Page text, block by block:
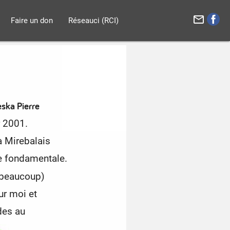
Faire un don Réseauci (RCI) mail_outline
Pierre
2001.
Mirebalais
fondamentale.
moi et
au